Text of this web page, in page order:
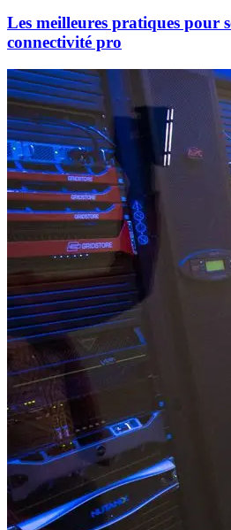
Les meilleures pratiques pour
connectivité pro